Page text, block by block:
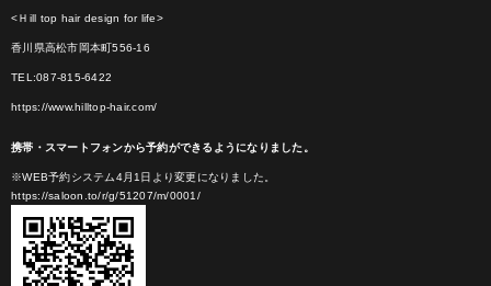
<Ｈill top hair design for life>
香川県高松市岡本町556-16
TEL:087-815-6422
https://www.hilltop-hair.com/
携帯・スマートフォンから予約ができるようになりました。
※WEB予約システム4月1日より変更になりました。
https://saloon.to/r/g/51207/m/0001/